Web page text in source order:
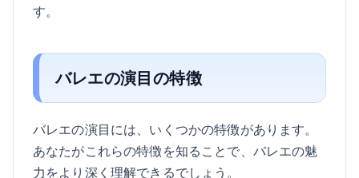
す。
バレエの演目の特徴
バレエの演目には、いくつかの特徴があります。
あなたがこれらの特徴を知ることで、バレエの魅
力をより深く理解できるでしょう。